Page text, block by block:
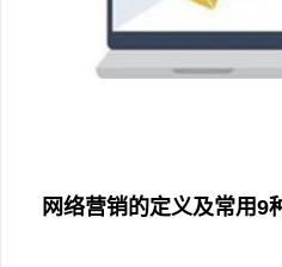
网络营销的定义及常用9